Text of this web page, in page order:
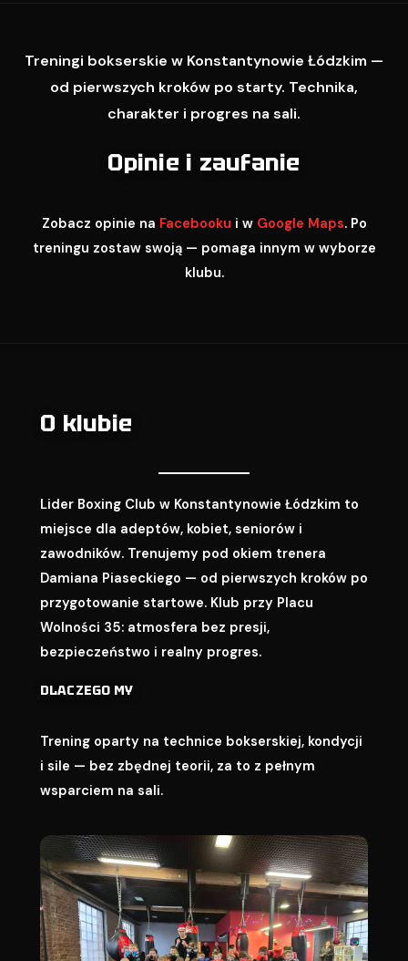
Treningi bokserskie w Konstantynowie Łódzkim —
od pierwszych kroków po starty. Technika,
charakter i progres na sali.
Opinie i zaufanie
Zobacz opinie na Facebooku i w Google Maps. Po
treningu zostaw swoją — pomaga innym w wyborze
klubu.
O klubie
Lider Boxing Club w Konstantynowie Łódzkim to
miejsce dla adeptów, kobiet, seniorów i
zawodników. Trenujemy pod okiem trenera
Damiana Piaseckiego — od pierwszych kroków po
przygotowanie startowe. Klub przy Placu
Wolności 35: atmosfera bez presji,
bezpieczeństwo i realny progres.
DLACZEGO MY
Trening oparty na technice bokserskiej, kondycji
i sile — bez zbędnej teorii, za to z pełnym
wsparciem na sali.